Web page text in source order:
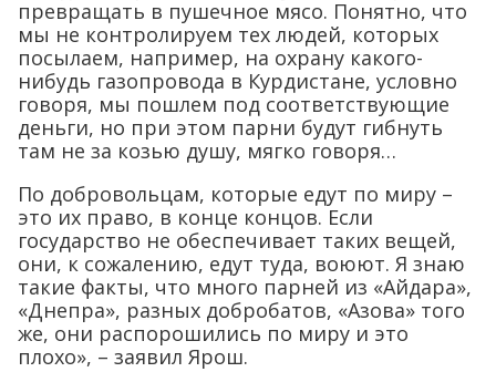
превращать в пушечное мясо. Понятно, что
мы не контролируем тех людей, которых
посылаем, например, на охрану какого-
нибудь газопровода в Курдистане, условно
говоря, мы пошлем под соответствующие
деньги, но при этом парни будут гибнуть
там не за козью душу, мягко говоря…
По добровольцам, которые едут по миру –
это их право, в конце концов. Если
государство не обеспечивает таких вещей,
они, к сожалению, едут туда, воюют. Я знаю
такие факты, что много парней из «Айдара»,
«Днепра», разных добробатов, «Азова» того
же, они распорошились по миру и это
плохо», – заявил Ярош.